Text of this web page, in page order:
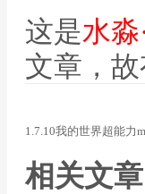
这是水
文章，故
1.7.10我的世界超能力
相关文章